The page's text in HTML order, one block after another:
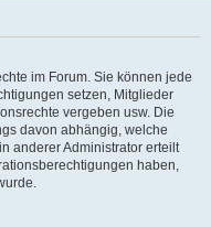
im Forum. Sie können jede
setzen, Mitglieder
vergeben usw. Die
davon abhängig, welche
anderer Administrator erteilt
haben,